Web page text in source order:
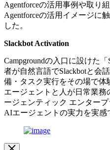
Agentforceの活用事例や取り
Agentforceの活用イメージに
した。
Slackbot Activation
Campgroundの入口に設けた
者が自然言語でSlackbotと会
備・タスク実行をその場で
エージェントと人が日常業
ージェンティック エンター
AIエージェントの実力を実感
イ